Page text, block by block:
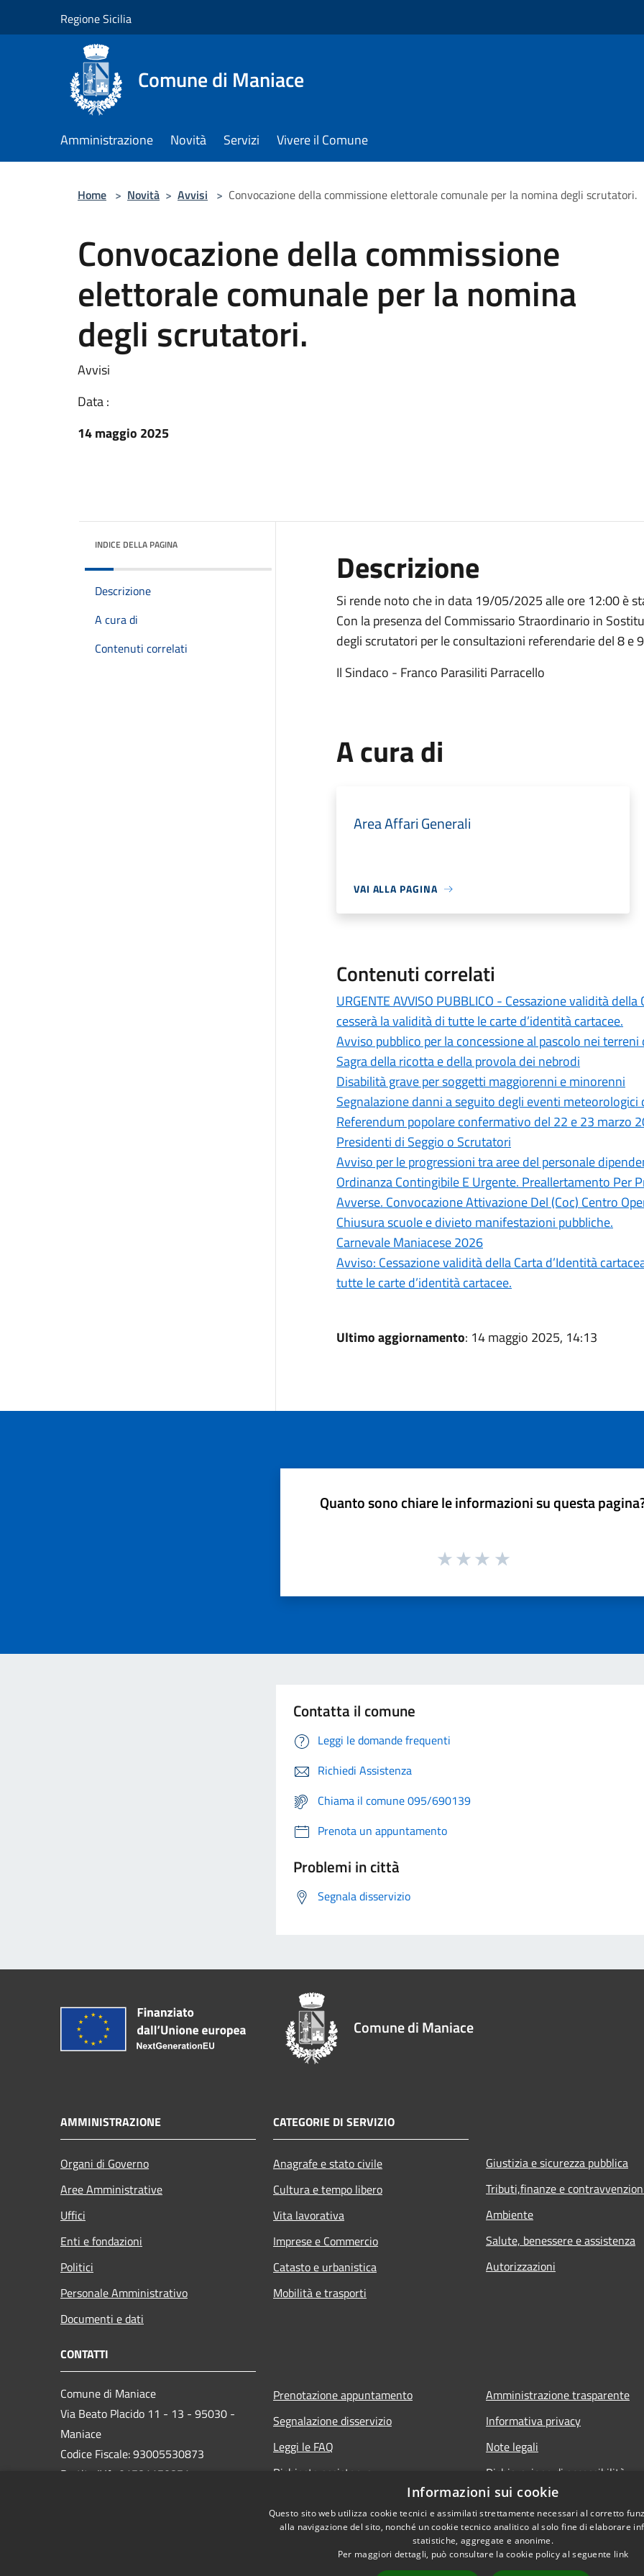
Regione Sicilia
Comune di Maniace
Amministrazione Novità Servizi Vivere il Comune
Home > Novità > Avvisi > Convocazione della commissione elettorale comunale per la nomina degli scrutatori.
Convocazione della commissione
elettorale comunale per la nomina
degli scrutatori.
Avvisi
Data :
14 maggio 2025
INDICE DELLA PAGINA
Descrizione
A cura di
Contenuti correlati
Descrizione
Si rende noto che in data 19/05/2025 alle ore 12:00 è
Con la presenza del Commissario Straordinario in
degli scrutatori per le consultazioni referendarie del 8 e
Il Sindaco - Franco Parasiliti Parracello
A cura di
Area Affari Generali
VAI ALLA PAGINA
Contenuti correlati
URGENTE AVVISO PUBBLICO - Cessazione validità
cesserà la validità di tutte le carte d’identità cartacee.
Avviso pubblico per la concessione al pascolo nei
Sagra della ricotta e della provola dei nebrodi
Disabilità grave per soggetti maggiorenni e minorenni
Segnalazione danni a seguito degli eventi
Referendum popolare confermativo del 22 e 23 marzo
Presidenti di Seggio o Scrutatori
Avviso per le progressioni tra aree del personale
Ordinanza Contingibile E Urgente. Preallertamento Per
Avverse. Convocazione Attivazione Del (Coc) Centro
Chiusura scuole e divieto manifestazioni pubbliche.
Carnevale Maniacese 2026
Avviso: Cessazione validità della Carta d’Identità
tutte le carte d’identità cartacee.
Ultimo aggiornamento: 14 maggio 2025, 14:13
Quanto sono chiare le informazioni su questa
Contatta il comune
Leggi le domande frequenti
Richiedi Assistenza
Chiama il comune 095/690139
Prenota un appuntamento
Problemi in città
Segnala disservizio
Comune di Maniace
AMMINISTRAZIONE
Organi di Governo
Aree Amministrative
Uffici
Enti e fondazioni
Politici
Personale Amministrativo
Documenti e dati
CATEGORIE DI SERVIZIO
Anagrafe e stato civile
Cultura e tempo libero
Vita lavorativa
Imprese e Commercio
Catasto e urbanistica
Mobilità e trasporti
Giustizia e sicurezza pubblica
Tributi,finanze e
Ambiente
Salute, benessere e assistenza
Autorizzazioni
CONTATTI
Comune di Maniace
Via Beato Placido 11 - 13 - 95030 -
Maniace
Codice Fiscale: 93005530873
Partita IVA: 01781170871
Prenotazione appuntamento
Segnalazione disservizio
Leggi le FAQ
Richiesta assistenza
Amministrazione trasparente
Informativa privacy
Note legali
Dichiarazione di accessibilità
Informazioni sui cookie
Questo sito web utilizza cookie tecnici e assimilati strettamente necessari al corretto
alla navigazione del sito, nonché un cookie tecnico analitico al solo fine di elaborare
statistiche, aggregate e anonime.
Per maggiori dettagli, può consultare la cookie policy al seguente link